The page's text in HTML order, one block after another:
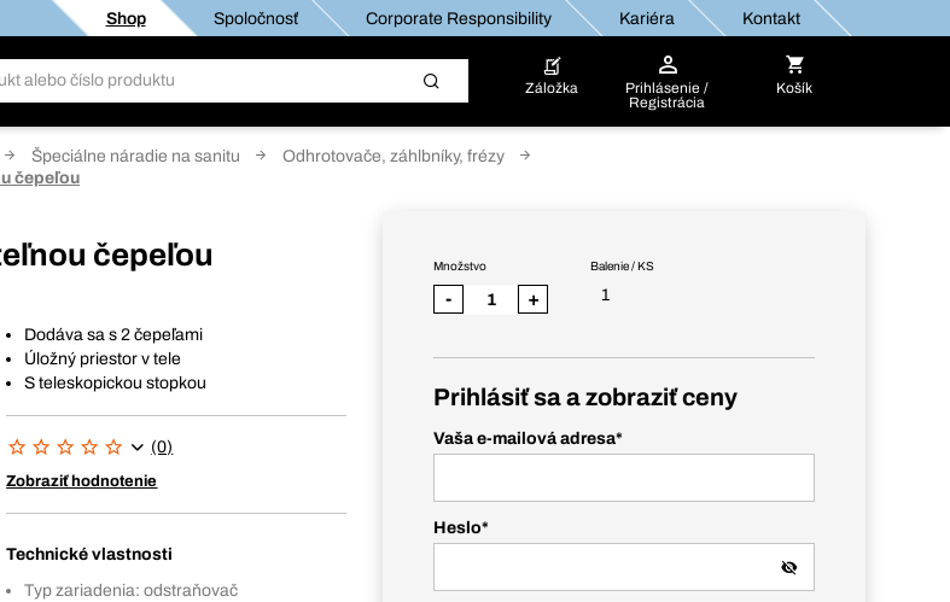
Shop Spoločnosť Corporate Responsibility Kariéra Kontakt
Záložka
Prihlásenie /
Registrácia
Košík
Špeciálne náradie na sanitu
Odhrotovače, záhlbníky, frézy
čepeľou
čepeľou
Dodáva sa s 2 čepeľami
Úložný priestor v tele
S teleskopickou stopkou
(0)
Zobraziť hodnotenie
Technické vlastnosti
Typ zariadenia: odstraňovač
Balenie / KS
1
Množstvo
- +
Prihlásiť sa a zobraziť ceny
Vaša e-mailová adresa*
Heslo*